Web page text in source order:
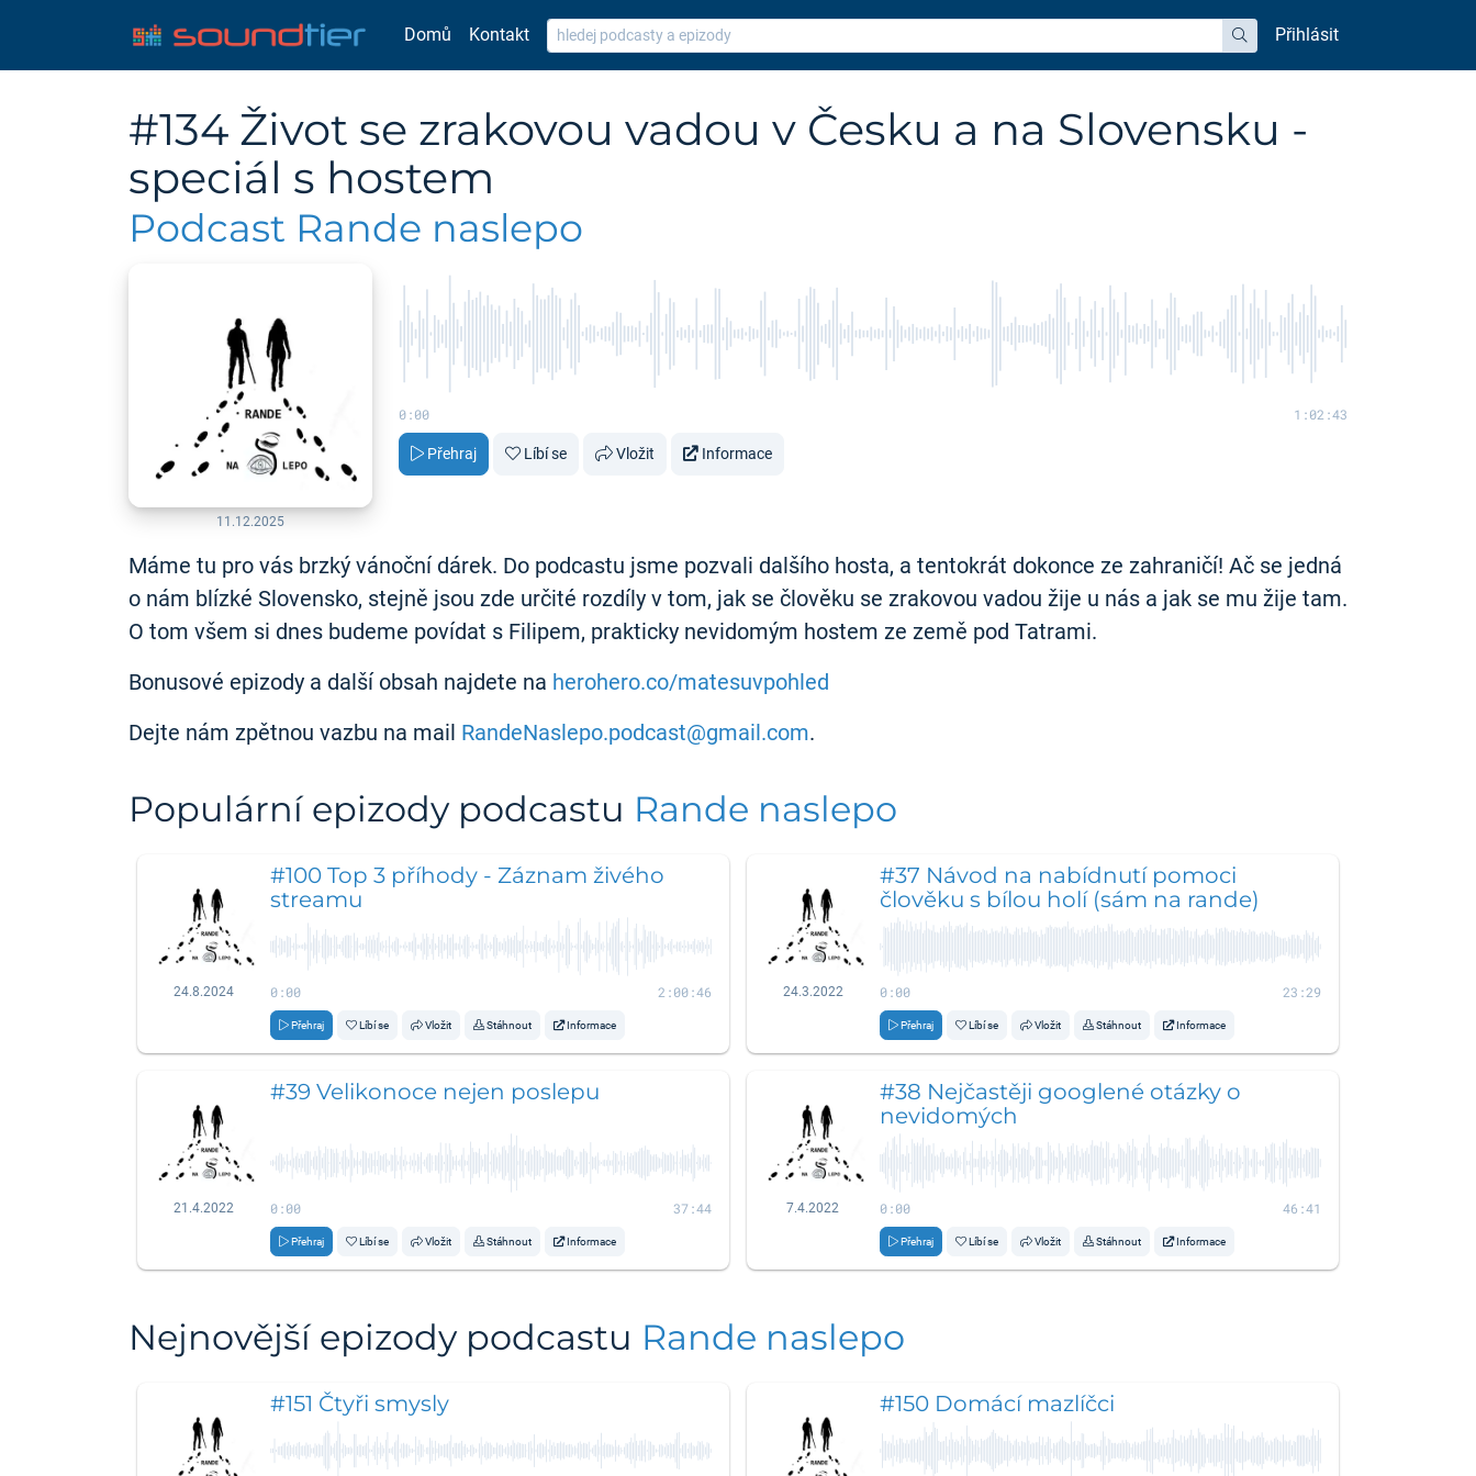
Domů Kontakt
hledat
Přihlásit
#134 Život se zrakovou vadou v Česku a na Slovensku -
speciál s hostem
Podcast Rande naslepo
11.12.2025
0:00 1:02:43
Přehraj Líbí se Vložit Informace
Máme tu pro vás brzký vánoční dárek. Do podcastu jsme pozvali dalšího hosta, a tentokrát dokonce ze zahraničí! Ač se jedná
o nám blízké Slovensko, stejně jsou zde určité rozdíly v tom, jak se člověku se zrakovou vadou žije u nás a jak se mu žije tam.
O tom všem si dnes budeme povídat s Filipem, prakticky nevidomým hostem ze země pod Tatrami.
Bonusové epizody a další obsah najdete na herohero.co/matesuvpohled
Dejte nám zpětnou vazbu na mail RandeNaslepo.podcast@gmail.com.
Populární epizody podcastu Rande naslepo
24.8.2024
#100 Top 3 příhody - Záznam živého
streamu
0:00 2:00:46
Přehraj Líbí se Vložit Stáhnout Informace
24.3.2022
#37 Návod na nabídnutí pomoci
člověku s bílou holí (sám na rande)
0:00 23:29
Přehraj Líbí se Vložit Stáhnout Informace
21.4.2022
#39 Velikonoce nejen poslepu
0:00 37:44
Přehraj Líbí se Vložit Stáhnout Informace
7.4.2022
#38 Nejčastěji googlené otázky o
nevidomých
0:00 46:41
Přehraj Líbí se Vložit Stáhnout Informace
Nejnovější epizody podcastu Rande naslepo
#151 Čtyři smysly #150 Domácí mazlíčci